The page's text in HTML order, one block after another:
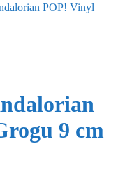
POP! Vinyl
9 cm